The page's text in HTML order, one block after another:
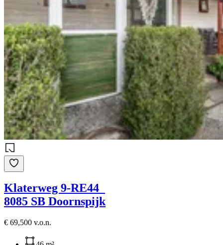
Klaterweg 9-RE44
8085 SB Doornspijk
€ 69,500 v.o.n.